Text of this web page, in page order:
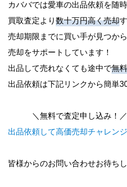
カババでは愛車の出品依頼を随
買取査定より 数十万円高く売却
売却期限までに買い手が見つか
売却をサポートしています！
出品して売れなくても途中で無
出品依頼は下記リンクから簡単
＼無料で査定申し込み！／
出品依頼して高価売却チャレン
皆様からのお問い合わせお待ち